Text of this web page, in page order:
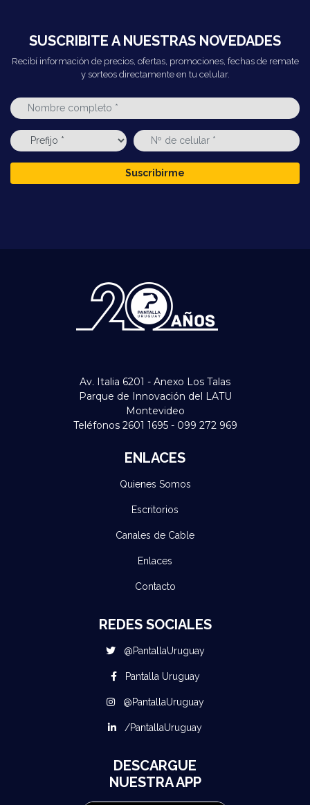
SUSCRIBITE A NUESTRAS NOVEDADES
Recibí información de precios, ofertas, promociones, fechas de remate
y sorteos directamente en tu celular.
Suscribirme
Av. Italia 6201 - Anexo Los Talas
Parque de Innovación del LATU
Montevideo
Teléfonos 2601 1695 - 099 272 969
ENLACES
Quienes Somos
Escritorios
Canales de Cable
Enlaces
Contacto
REDES SOCIALES
@PantallaUruguay
Pantalla Uruguay
@PantallaUruguay
/PantallaUruguay
DESCARGUE
NUESTRA APP